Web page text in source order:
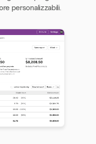
personalizzabili.